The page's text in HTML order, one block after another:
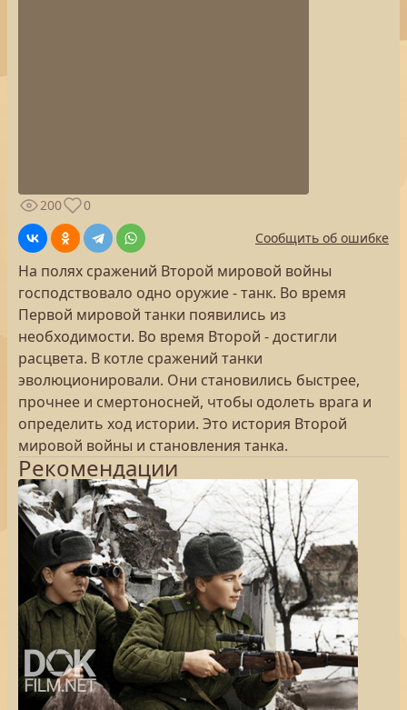
200
0
Сообщить об ошибке
На полях сражений Второй мировой войны
господствовало одно оружие - танк. Во время
Первой мировой танки появились из
необходимости. Во время Второй - достигли
расцвета. В котле сражений танки
эволюционировали. Они становились быстрее,
прочнее и смертоносней, чтобы одолеть врага и
определить ход истории. Это история Второй
мировой войны и становления танка.
Рекомендации